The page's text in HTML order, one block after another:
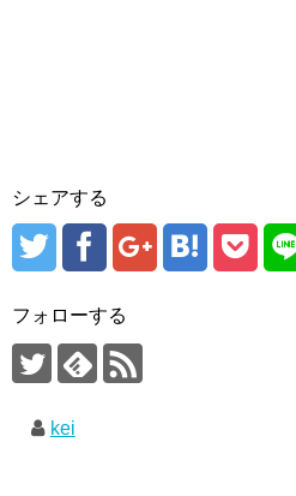
シェアする
フォローする
kei